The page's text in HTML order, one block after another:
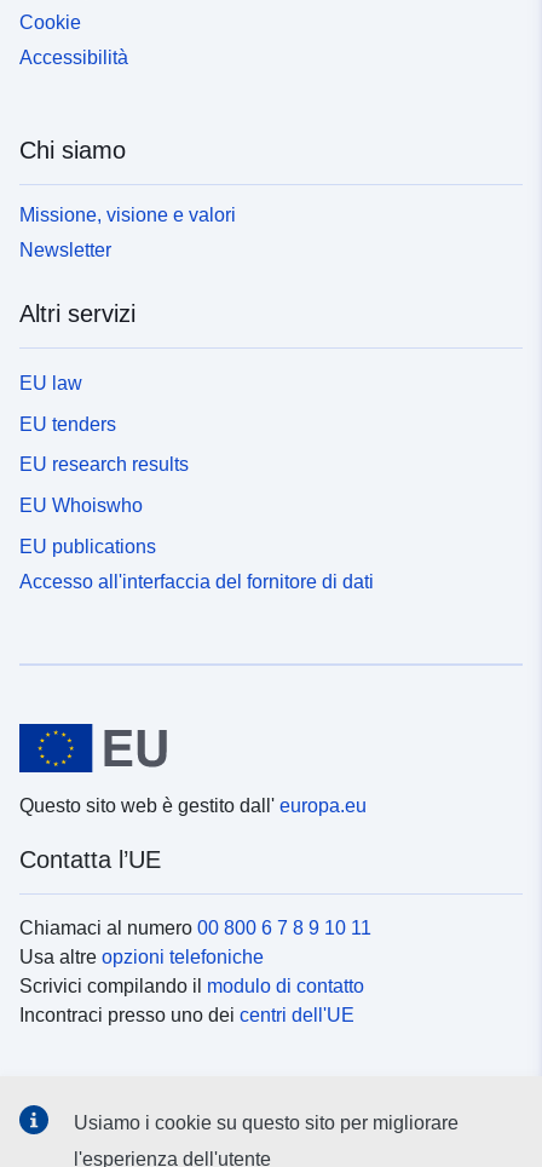
Cookie
Accessibilità
Chi siamo
Missione, visione e valori
Newsletter
Altri servizi
EU law
EU tenders
EU research results
EU Whoiswho
EU publications
Accesso all'interfaccia del fornitore di dati
Questo sito web è gestito dall' europa.eu
Contatta l’UE
Chiamaci al numero 00 800 6 7 8 9 10 11
Usa altre opzioni telefoniche
Scrivici compilando il modulo di contatto
Incontraci presso uno dei centri dell'UE
Cerca icanali social
Usiamo i cookie su questo sito per migliorare
l'esperienza dell'utente